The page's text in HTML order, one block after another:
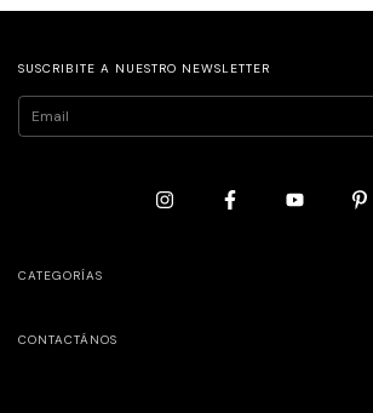
SUSCRIBITE A NUESTRO NEWSLETTER
CATEGORÍAS
CONTACTÁNOS